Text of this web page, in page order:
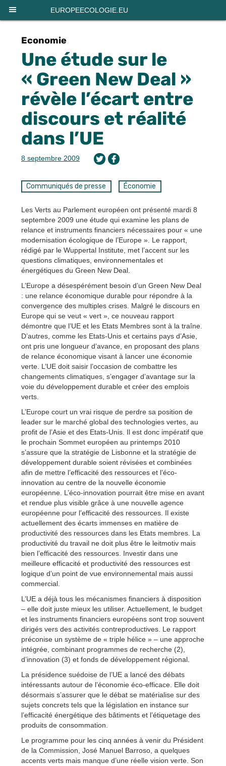
EUROPEECOLOGIE.EU
Economie
Une étude sur le
« Green New Deal »
révèle l’écart entre
discours et réalité
dans l’UE
8 septembre 2009
Communiqués de presse Économie
Les Verts au Parlement européen ont présenté mardi 8
septembre 2009 une étude qui examine les plans de
relance et instruments financiers nécessaires pour « une
modernisation écologique de l’Europe ». Le rapport,
rédigé par le Wuppertal Institute, met l’accent sur les
questions climatiques, environnementales et
énergétiques du Green New Deal.
L’Europe a désespérément besoin d’un Green New Deal
: une relance économique durable pour répondre à la
convergence des multiples crises. Malgré le discours en
Europe qui se veut « vert », ce nouveau rapport
démontre que l’UE et les Etats Membres sont à la traîne.
D’autres, comme les Etats-Unis et certains pays d’Asie,
ont pris une longueur d’avance, en proposant des plans
de relance économique visant à lancer une économie
verte. L’UE doit saisir l’occasion de combattre les
changements climatiques, s’engager d’avantage sur la
voie du développement durable et créer des emplois
verts.
L’Europe court un vrai risque de perdre sa position de
leader sur le marché global des technologies vertes, au
profit de l’Asie et des Etats-Unis. Il est donc impératif que
le prochain Sommet européen au printemps 2010
s’assure que la stratégie de Lisbonne et la stratégie de
développement durable soient révisées et combinées
afin de mettre l’efficacité des ressources et l’éco-
innovation au centre de la nouvelle économie
européenne. L’éco-innovation pourrait être mise en avant
et rendue plus visible grâce à une nouvelle agence
européenne pour l’efficacité des ressources. Il existe
actuellement des écarts immenses en matière de
productivité des ressources dans les Etats membres. La
productivité du travail ne doit plus être le leitmotiv mais
bien l’efficacité des ressources. Investir dans une
meilleure efficacité et productivité des ressources est
logique d’un point de vue environnemental mais aussi
commercial.
L’UE a déjà tous les mécanismes financiers à disposition
– elle doit juste mieux les utiliser. Actuellement, le budget
et les instruments financiers européens sont trop souvent
dirigés vers des activités contreproductives. Le rapport
préconise un système de « triple hélice » – une approche
intégrée, combinant programmes de recherche (2),
d’innovation (3) et fonds de développement régional.
La présidence suédoise de l’UE a lancé des débats
intéressants autour de l’économie éco-efficace. Elle doit
désormais s’assurer que le débat se matérialise sur des
sujets concrets tels que la législation en instance sur
l’efficacité énergétique des bâtiments et l’étiquetage des
produits de consommation.
Le programme pour les cinq années à venir du Président
de la Commission, José Manuel Barroso, a quelques
accents verts mais manque d’une réelle vision verte. Son